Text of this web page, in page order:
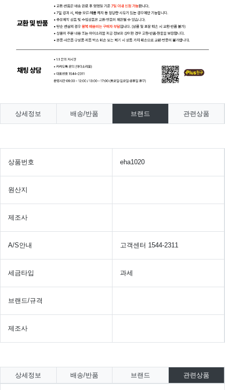
상세정보 배송/반품 브랜드 관련상품
상품번호 eha1020
원산지
제조사
A/S안내 고객센터 1544-2311
세금타입 과세
브랜드/규격
제조사
상세정보 배송/반품 브랜드 관련상품